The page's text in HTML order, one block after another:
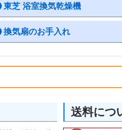
東芝 浴室換気乾燥機
換気扇のお手入れ
送料につ